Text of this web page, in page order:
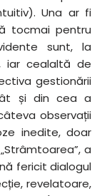
Una ar fi
tocmai pentru
sunt, la
iar cealaltă de
gestionării
și din cea a
observații
inedite, doar
a
fericit dialogul
revelatoare,